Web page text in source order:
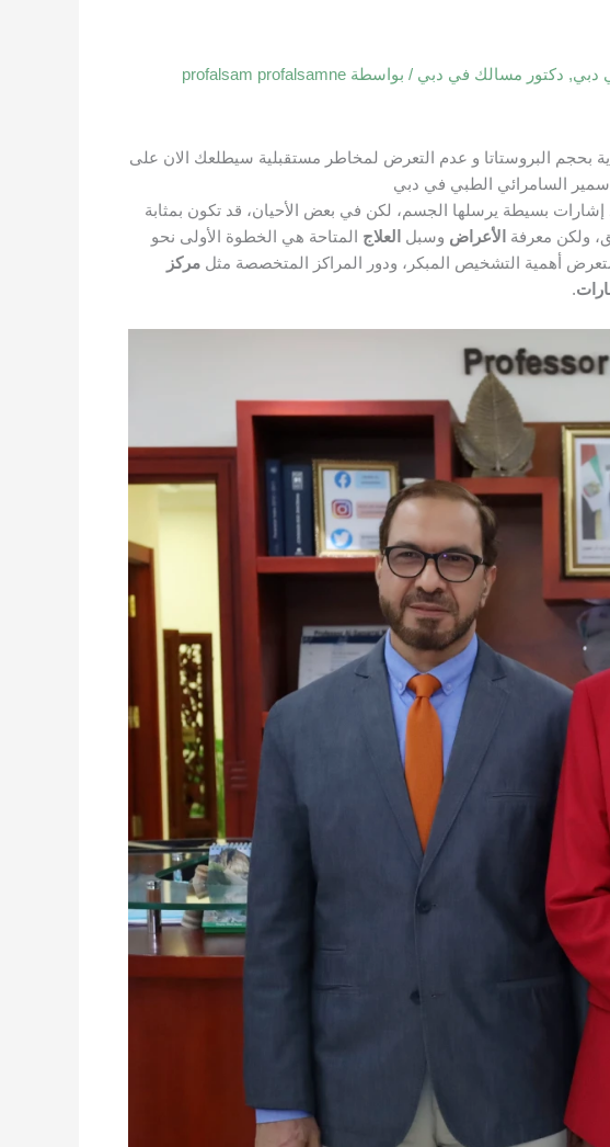
دبي, دكتور مسالك في دبي / بواسطة profalsam profalsamne
بحجم البروستاتا و عدم التعرض لمخاطر مستقبلية سيطلعك الان على
سمير السامرائي الطبي في دبي
بسيطة يرسلها الجسم، لكن في بعض الأحيان، قد تكون بمثابة
ولكن معرفة الأعراض وسبل العلاج المتاحة هي الخطوة الأولى نحو
أهمية التشخيص المبكر، ودور المراكز المتخصصة مثل مركز
.